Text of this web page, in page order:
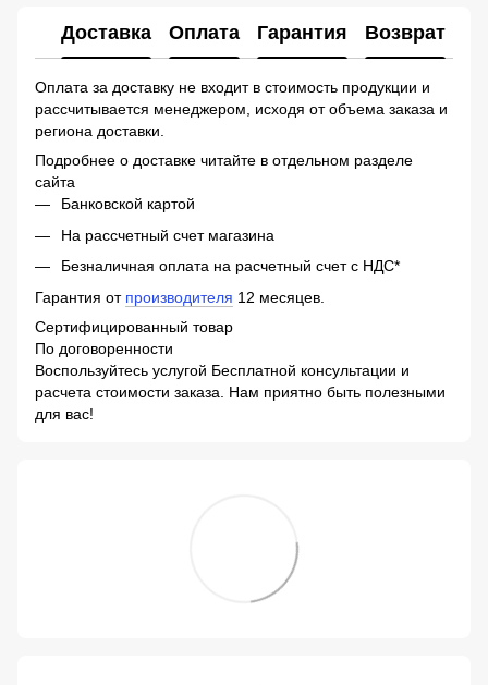
Доставка Оплата Гарантия Возврат
Оплата за доставку не входит в стоимость продукции и
рассчитывается менеджером, исходя от объема заказа и
региона доставки.
Подробнее о доставке читайте в отдельном разделе
сайта
Банковской картой
На рассчетный счет магазина
Безналичная оплата на расчетный счет с НДС*
Гарантия от производителя 12 месяцев.
Сертифицированный товар
По договоренности
Воспользуйтесь услугой Бесплатной консультации и
расчета стоимости заказа. Нам приятно быть полезными
для вас!